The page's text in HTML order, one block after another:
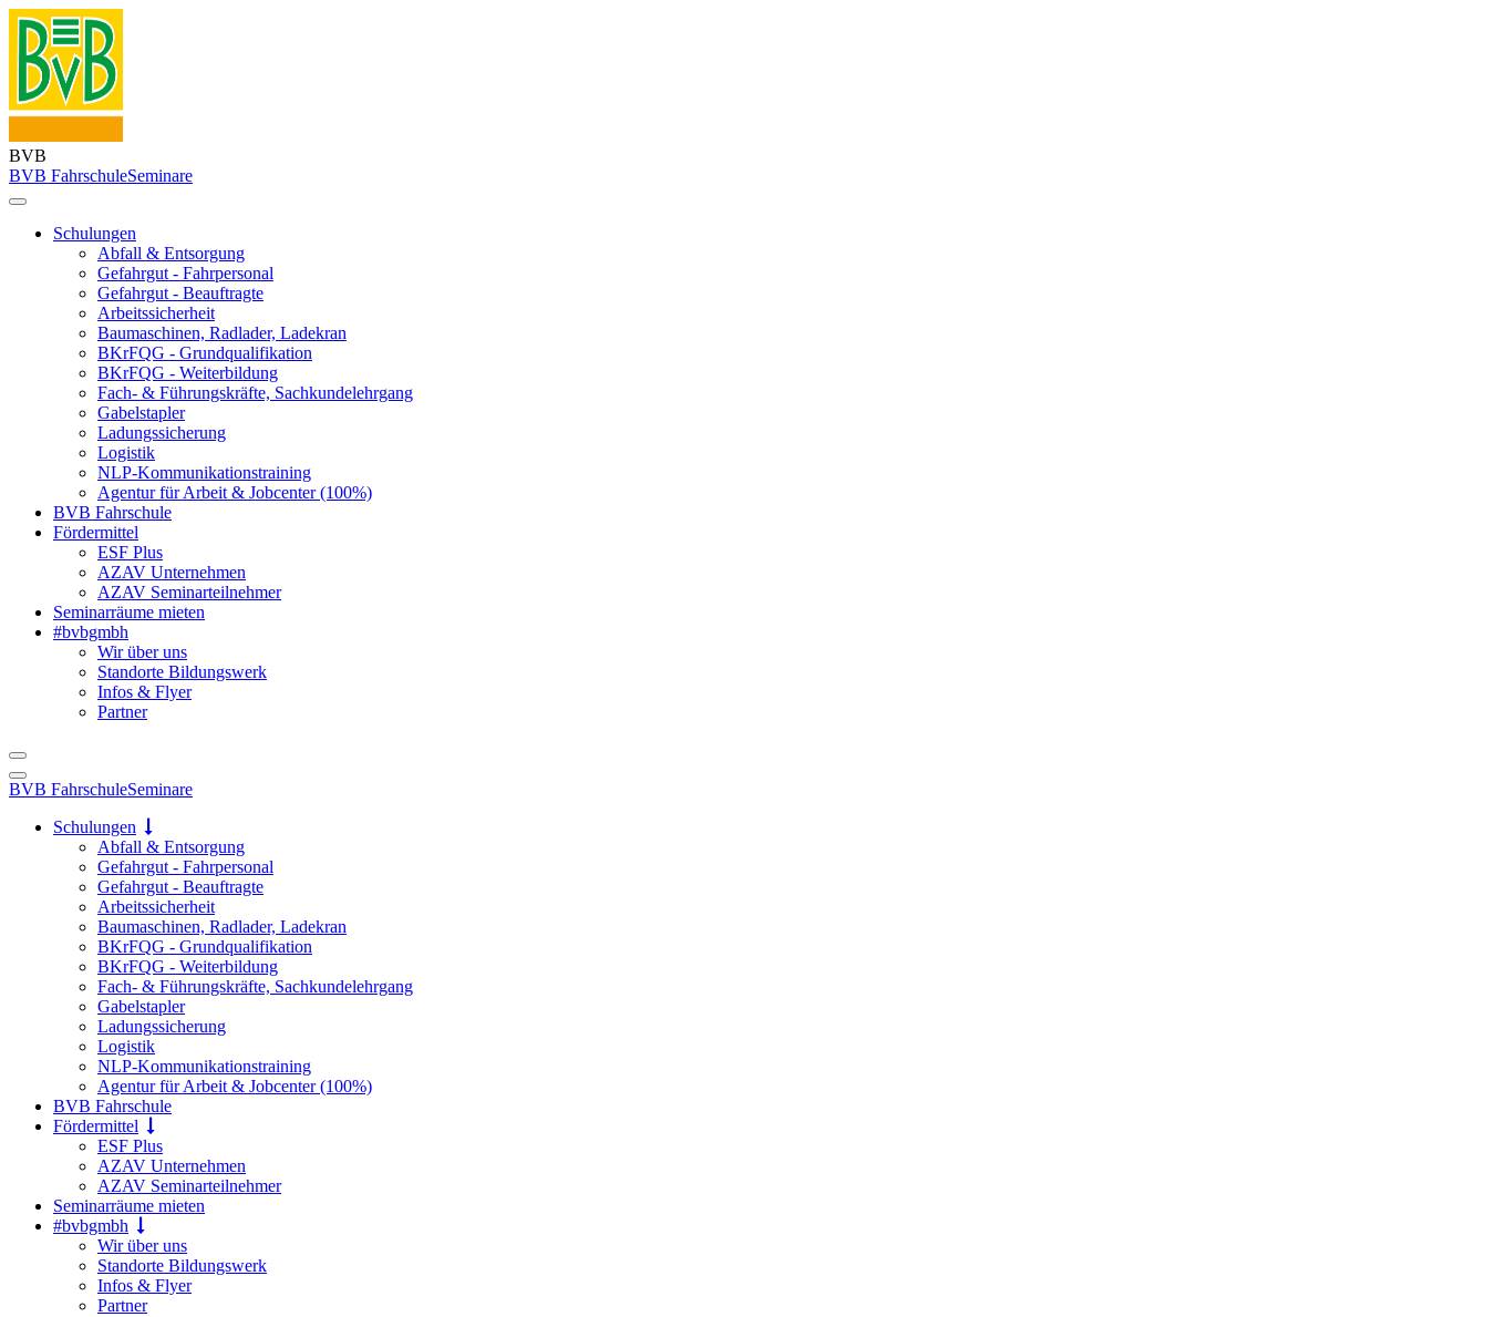
BVB
BVB FahrschuleSeminare
Schulungen
Abfall & Entsorgung
Gefahrgut - Fahrpersonal
Gefahrgut - Beauftragte
Arbeitssicherheit
Baumaschinen, Radlader, Ladekran
BKrFQG - Grundqualifikation
BKrFQG - Weiterbildung
Fach- & Führungskräfte, Sachkundelehrgang
Gabelstapler
Ladungssicherung
Logistik
NLP-Kommunikationstraining
Agentur für Arbeit & Jobcenter (100%)
BVB Fahrschule
Fördermittel
ESF Plus
AZAV Unternehmen
AZAV Seminarteilnehmer
Seminarräume mieten
#bvbgmbh
Wir über uns
Standorte Bildungswerk
Infos & Flyer
Partner
BVB FahrschuleSeminare
Schulungen
Abfall & Entsorgung
Gefahrgut - Fahrpersonal
Gefahrgut - Beauftragte
Arbeitssicherheit
Baumaschinen, Radlader, Ladekran
BKrFQG - Grundqualifikation
BKrFQG - Weiterbildung
Fach- & Führungskräfte, Sachkundelehrgang
Gabelstapler
Ladungssicherung
Logistik
NLP-Kommunikationstraining
Agentur für Arbeit & Jobcenter (100%)
BVB Fahrschule
Fördermittel
ESF Plus
AZAV Unternehmen
AZAV Seminarteilnehmer
Seminarräume mieten
#bvbgmbh
Wir über uns
Standorte Bildungswerk
Infos & Flyer
Partner